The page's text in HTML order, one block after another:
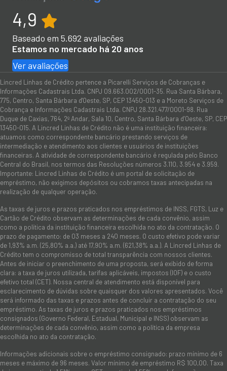
4,9
Baseado em 5.692 avaliações
Estamos no mercado há 20 anos
Ver avaliações
Lincred Linhas de Crédito pertence a Picarelli Serviços de Cobranças e
Informações Cadastrais Ltda. CNPJ 09.663.002/0001-35. Rua Santa Bárbara,
775, Centro, Santa Bárbara d'Oeste, SP, CEP 13450-013 e a Moreto Serviços de
Cobrança e Informações Cadastrais Ltda. CNPJ 28.321.477/0001-98. Rua
Duque de Caxias, 764, 2º Andar, Sala 10, Centro, Santa Bárbara d’Oeste, SP, CEP
13450-015. A Lincred Linhas de Crédito não é uma instituição financeira:
atuamos como correspondente bancário prestando serviços de
intermediação e atendimento aos clientes e usuários de instituições
financeiras. A atividade de correspondente bancário é regulada pelo Banco
Central do Brasil, nos termos das Resoluções números 3.110, 3.954 e 3.959.
Importante: Lincred Linhas de Crédito é um portal de solicitação de
empréstimo, não exigimos depósitos ou cobramos taxas antecipadas na
realização de qualquer operação.
As taxas de juros e prazos praticados nos empréstimos de INSS, FGTS, Luz e
Cartão de Crédito observam as determinações de cada convênio, assim
como a política da instituição financeira escolhida no ato da contratação. O
prazo de pagamento: de 03 meses a 240 meses. O custo efetivo pode variar
de 1,93% a.m. (25,80% a.a.) até 17,90% a.m. (621,38% a.a.). A Lincred Linhas de
Crédito tem o compromisso de total transparência com nossos clientes.
Antes de iniciar o preenchimento de uma proposta, será exibido de forma
clara: a taxa de juros utilizada, tarifas aplicáveis, impostos (IOF) e o custo
efetivo total (CET). Nossa central de atendimento está disponível para
esclarecimento de dúvidas sobre quaisquer dos valores apresentados. Você
será informado das taxas e prazos antes de concluir a contratação do seu
empréstimo. As taxas de juros e prazos praticados nos empréstimos
consignados (Governo Federal, Estadual, Municipal e INSS) observam as
determinações de cada convênio, assim como a política da empresa
escolhida no ato da contratação.
Informações adicionais sobre o empréstimo consignado: prazo mínimo de 6
meses e máximo de 96 meses. Valor mínimo de empréstimo R$ 100,00. Taxa